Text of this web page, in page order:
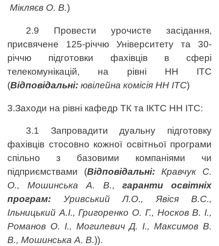
Мікляєв О. В.)
2.9 Провести урочисте засідання,
присвячене 125-річчю Університету та 30-
річчю підготовки фахівців в сфері
телекомунікацій, на рівні НН ІТС
(Відповідальні: ювілейна комісія НН ІТС)
3.Заходи на рівні кафедр ТК та ІКТС НН ІТС:
3.1 Запровадити дуальну підготовку
фахівців стосовно кожної освітньої програми
спільно з базовими компаніями чи
підприємствами (Відповідальні:
Кравчук С.
О., Мошинська А. В., гаранти освітніх
програм: Уривський Л.О., Явіся В.С.,
Ільницький А.І., Григоренко О. Г., Носков В. І.,
Романов О. І., Могилевич Д. І., Максимов В.
В., Мошинська А. В.)).